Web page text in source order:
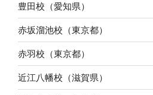
豊田校（愛知県）
赤坂溜池校（東京都）
赤羽校（東京都）
近江八幡校（滋賀県）